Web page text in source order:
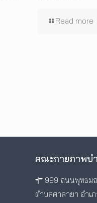
Read more
คณะกายภาพบ
999 ถนนพุทธม
ตำบลศาลายา อำเ